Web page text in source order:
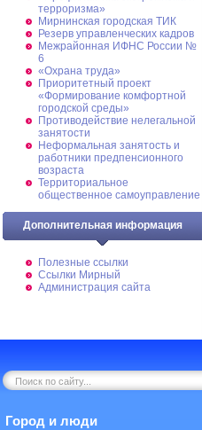
терроризма»
Мирнинская городская ТИК
Резерв управленческих кадров
Межрайонная ИФНС России №
6
«Охрана труда»
Приоритетный проект
«Формирование комфортной
городской среды»
Противодействие нелегальной
занятости
Неформальная занятость и
работники предпенсионного
возраста
Территориальное
общественное самоуправление
Дополнительная информация
Полезные ссылки
Ссылки Мирный
Администрация сайта
Город и люди